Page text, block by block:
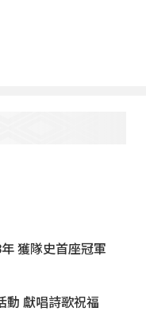
獲隊史首座冠軍
動 獻唱詩歌祝福